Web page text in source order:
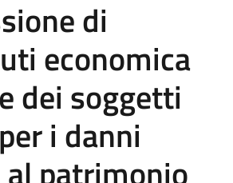
di
economica
dei soggetti
i danni